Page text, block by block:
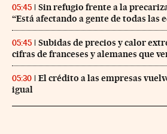
05:45
Sin refugio frente a la
“Está afectando a gente de todas las
05:45
Subidas de precios y calor
cifras de franceses y alemanes que
05:30
El crédito a las empresas
igual